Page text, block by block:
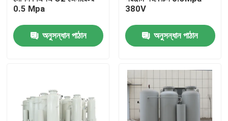
ভিডিও
0.5 Mpa
অনুসন্ধান পাঠান
380V
অনুসন্ধান পাঠান